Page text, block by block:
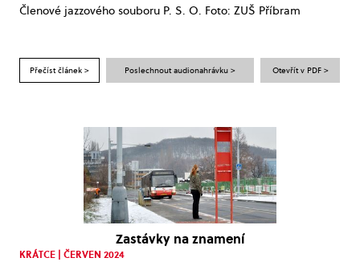
Členové jazzového souboru P. S. O. Foto: ZUŠ Příbram
Přečíst článek > Poslechnout audionahrávku > Otevřít v PDF >
Zastávky na znamení
KRÁTCE | ČERVEN 2024